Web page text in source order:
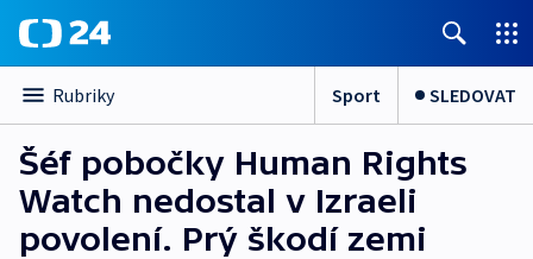
Rubriky Sport SLEDOVAT
Šéf pobočky Human Rights
Watch nedostal v Izraeli
povolení. Prý škodí zemi